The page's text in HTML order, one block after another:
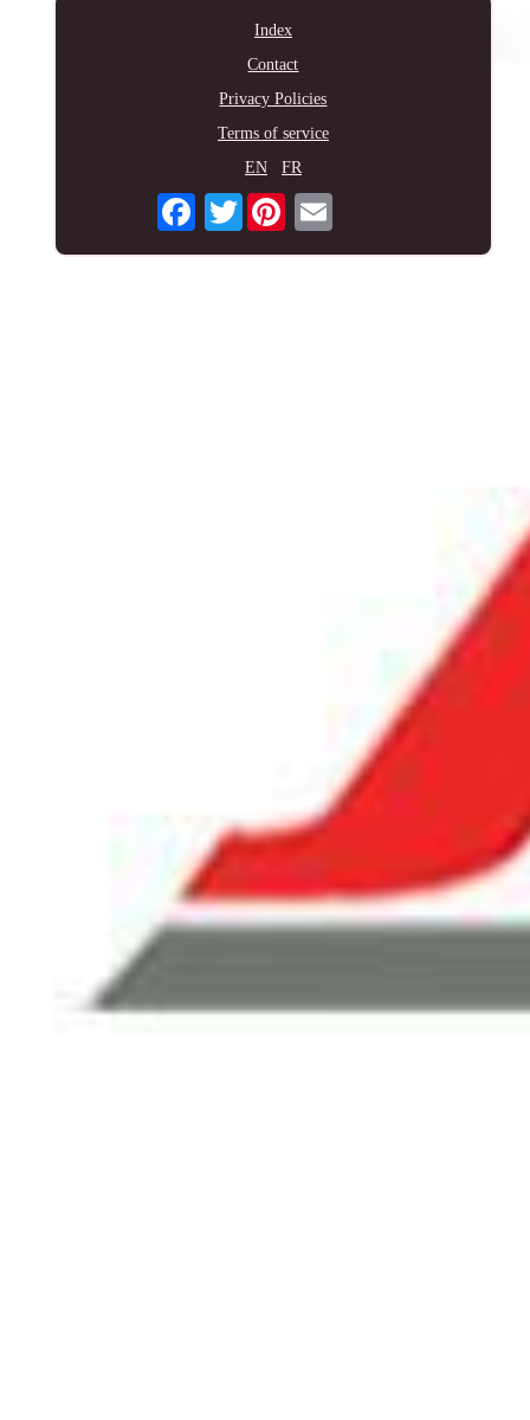
Index
Contact
Privacy Policies
Terms of service
EN
FR
Twitter